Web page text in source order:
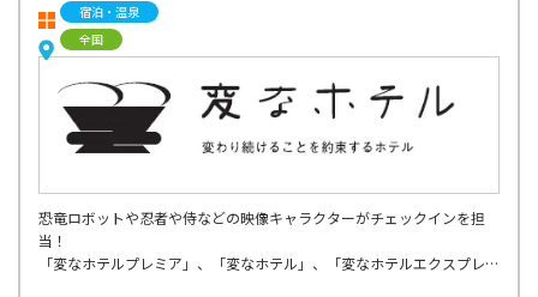
宿泊・温泉
全国
恐竜ロボットや忍者や侍などの映像キャラクターがチェックインを担
当！
「変なホテルプレミア」、「変なホテル」、「変なホテルエクスプレ